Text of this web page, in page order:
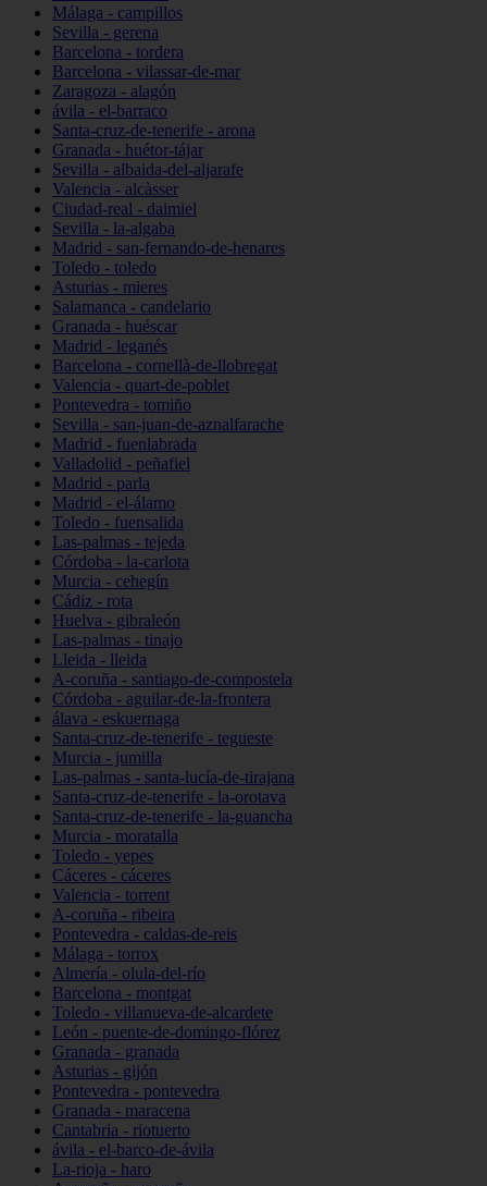
Málaga - campillos
Sevilla - gerena
Barcelona - tordera
Barcelona - vilassar-de-mar
Zaragoza - alagón
ávila - el-barraco
Santa-cruz-de-tenerife - arona
Granada - huétor-tájar
Sevilla - albaida-del-aljarafe
Valencia - alcàsser
Ciudad-real - daimiel
Sevilla - la-algaba
Madrid - san-fernando-de-henares
Toledo - toledo
Asturias - mieres
Salamanca - candelario
Granada - huéscar
Madrid - leganés
Barcelona - cornellà-de-llobregat
Valencia - quart-de-poblet
Pontevedra - tomiño
Sevilla - san-juan-de-aznalfarache
Madrid - fuenlabrada
Valladolid - peñafiel
Madrid - parla
Madrid - el-álamo
Toledo - fuensalida
Las-palmas - tejeda
Córdoba - la-carlota
Murcia - cehegín
Cádiz - rota
Huelva - gibraleón
Las-palmas - tinajo
Lleida - lleida
A-coruña - santiago-de-compostela
Córdoba - aguilar-de-la-frontera
álava - eskuernaga
Santa-cruz-de-tenerife - tegueste
Murcia - jumilla
Las-palmas - santa-lucía-de-tirajana
Santa-cruz-de-tenerife - la-orotava
Santa-cruz-de-tenerife - la-guancha
Murcia - moratalla
Toledo - yepes
Cáceres - cáceres
Valencia - torrent
A-coruña - ribeira
Pontevedra - caldas-de-reis
Málaga - torrox
Almería - olula-del-río
Barcelona - montgat
Toledo - villanueva-de-alcardete
León - puente-de-domingo-flórez
Granada - granada
Asturias - gijón
Pontevedra - pontevedra
Granada - maracena
Cantabria - riotuerto
ávila - el-barco-de-ávila
La-rioja - haro